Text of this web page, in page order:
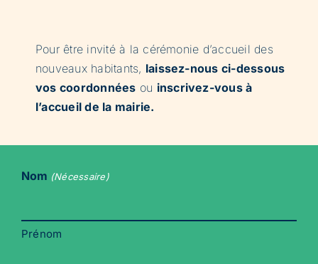
Pour être invité à la cérémonie d’accueil des
nouveaux habitants, laissez-nous ci-dessous
vos coordonnées ou inscrivez-vous à
l’accueil de la mairie.
Nom (Nécessaire)
Prénom